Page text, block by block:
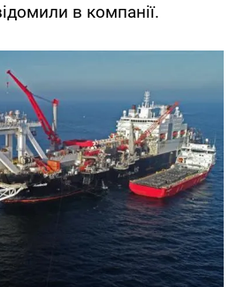
в компанії.